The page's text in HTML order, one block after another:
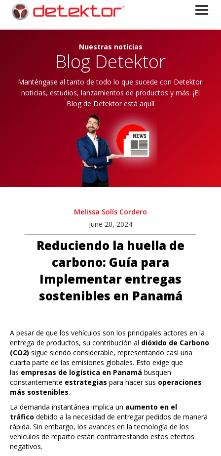
Nuestras noticias
Blog Detektor
Manténgase al tanto de todo lo que sucede con Detektor:
noticias, estudios, lanzamientos de productos y más. ¡El
Blog de Detektor está aquí!
Melissa Solís Cordero
June 20, 2024
Reduciendo la huella de
carbono: Guía para
Implementar entregas
sostenibles en Panamá
A pesar de que los vehículos son los principales actores en la
entrega de productos, su contribución al dióxido de Carbono
(CO2) sigue siendo considerable, representando casi una
cuarta parte de las emisiones globales. Esto exige que
las empresas de logística en Panamá busquen
constantemente estrategias para hacer sus operaciones
más sostenibles.
La demanda instantánea implica un aumento en el
tráfico debido a la necesidad de entregar pedidos de manera
rápida. Sin embargo, los avances en la tecnología de los
vehículos de reparto están contrarrestando estos efectos
negativos.